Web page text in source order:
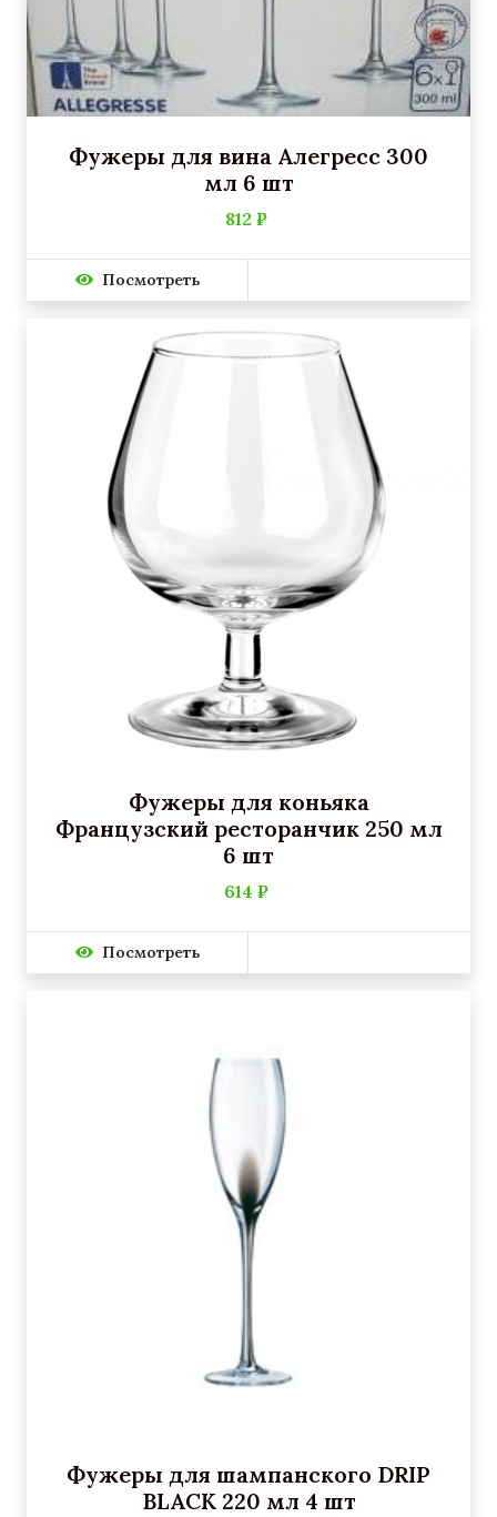
Фужеры для вина Алегресс 300
мл 6 шт
812 ₽
Посмотреть
Фужеры для коньяка
Французский ресторанчик 250 мл
6 шт
614 ₽
Посмотреть
Фужеры для шампанского DRIP
BLACK 220 мл 4 шт